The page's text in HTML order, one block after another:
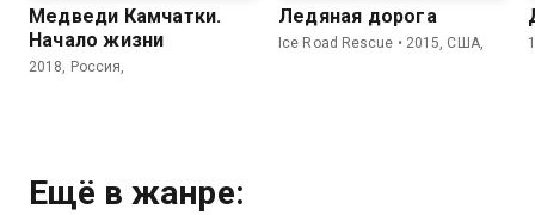
Медведи Камчатки.
Начало жизни
2018, Россия,
Ледяная дорога
Ice Road Rescue • 2015, США,
Ещё в жанре: